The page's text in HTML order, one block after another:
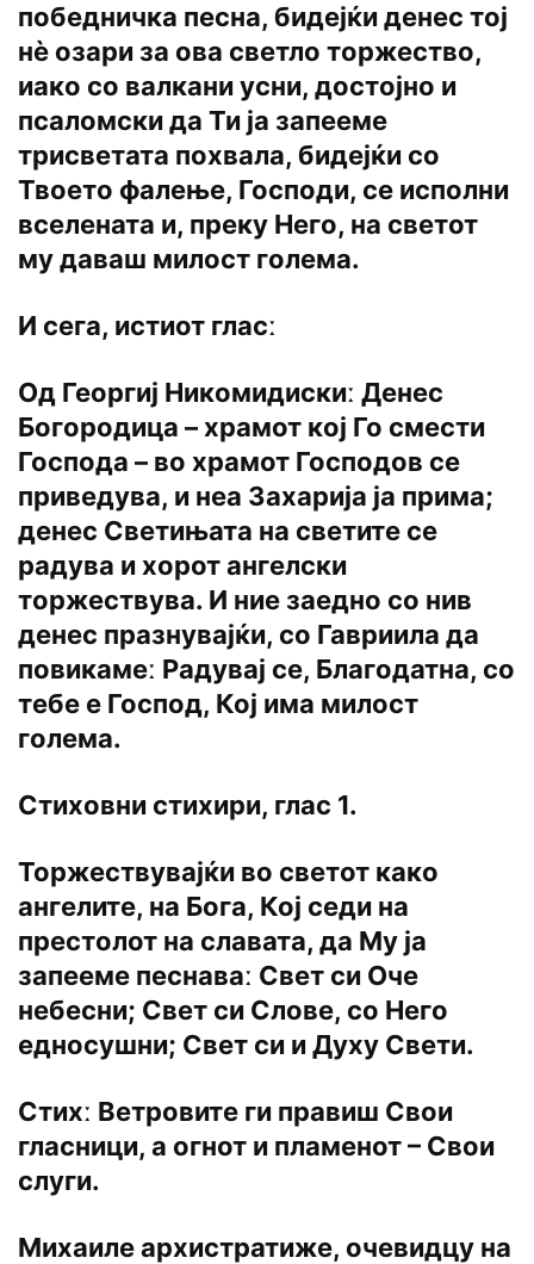
победничка песна, бидејќи денес тој
нѐ озари за ова светло торжество,
иако со валкани усни, достојно и
псаломски да Ти ја запееме
трисветата похвала, бидејќи со
Твоето фалење, Господи, се исполни
вселената и, преку Него, на светот
му даваш милост голема.
И сега, истиот гласː
Од Георгиј Никомидискиː Денес
Богородица – храмот кој Го смести
Господа – во храмот Господов се
приведува, и неа Захарија ја прима;
денес Светињата на светите се
радува и хорот ангелски
торжествува. И ние заедно со нив
денес празнувајќи, со Гавриила да
повикамеː Радувај се, Благодатна, со
тебе е Господ, Кој има милост
голема.
Стиховни стихири, глас 1.
Торжествувајќи во светот како
ангелите, на Бога, Кој седи на
престолот на славата, да Му ја
запееме песнаваː Свет си Оче
небесни; Свет си Слове, со Него
едносушни; Свет си и Духу Свети.
Стихː Ветровите ги правиш Свои
гласници, а огнот и пламенот – Свои
слуги.
Михаиле архистратиже, очевидцу на